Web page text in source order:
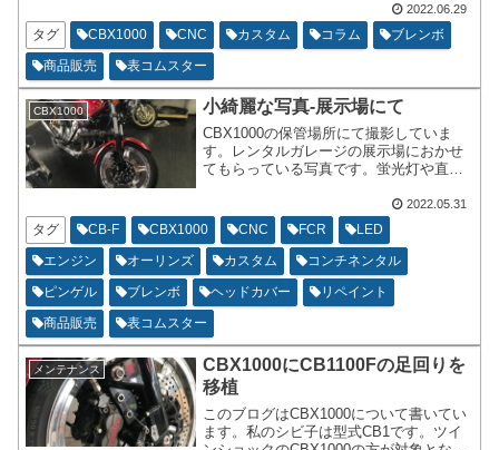
ダー様や、これからCBX1000の購入考え
られているライダー様の参考になればな
と思って書きます。現在私のCBX1000は
ブレンボが取り付けられるkitを使用して
います
2022.06.29
タグ CBX1000 CNC カスタム コラム
ブレンボ
商品販売
表コムスター
CBX1000 小綺麗な写真-展示場にて
CBX1000の保管場所にて撮影していま
す。レンタルガレージの展示場におかせ
てもらっている写真です。蛍光灯や直射
ているパーツやメッキパーツ、ツヤ有の
ブラックで塗装したパーツが小綺麗に反
射していて、年式が新しいような雰囲気
で非常にうれしいです。
2022.05.31
タグ CB-F CBX1000 CNC FCR
LED
エンジン
オーリンズ カスタム
コンチネンタル
ピンゲル
ブレンボ ヘッドカバー
リペイント
商品販売
表コムスター
メンテナンス
CBX1000にCB1100Fの足回りを
移植
このブログはCBX1000について書いてい
ます。私のシビ子は型式CB1です。ツイ